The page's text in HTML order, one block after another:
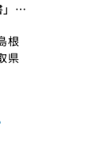
を
5
シ
根
県